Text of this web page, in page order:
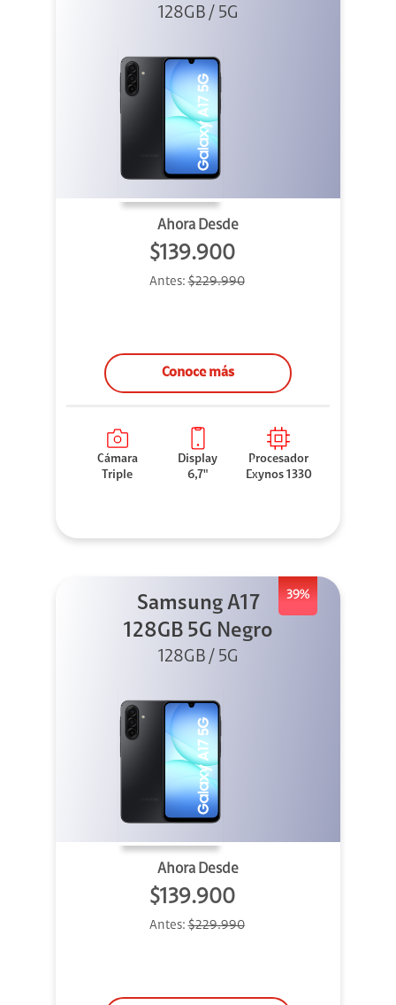
128GB / 5G
Ahora Desde
$139.900
Antes:$229.990
Conoce más
Cámara
Triple
Display
6,7"
Procesador
Exynos 1330
39%
Samsung A17
128GB 5G Negro
128GB / 5G
Ahora Desde
$139.900
Antes:$229.990